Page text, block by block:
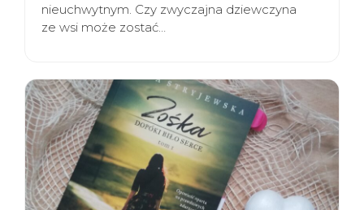
nieuchwytnym. Czy zwyczajna dziewczyna
ze wsi może zostać…